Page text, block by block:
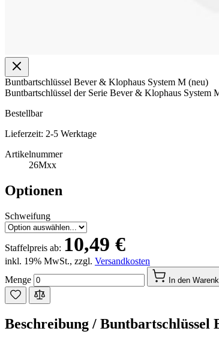
Buntbartschlüssel Bever & Klophaus System M (neu)
Buntbartschlüssel der Serie Bever & Klophaus System
Bestellbar
Lieferzeit: 2-5 Werktage
Artikelnummer
26Mxx
Optionen
Schweifung
Staffelpreis ab: 10,49 €
inkl. 19% MwSt., zzgl. Versandkosten
Menge
In den
Beschreibung / Buntbartschlüssel